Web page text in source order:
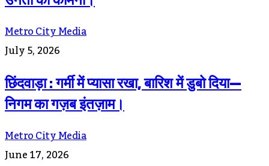
Metro City Media
July 5, 2026
छिंदवाड़ा : गर्मी में प्यासा रखा, बारिश में डुबो दिया—
निगम का गज़ब इंतज़ाम।
Metro City Media
June 17, 2026